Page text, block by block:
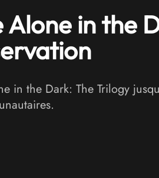
in the
in the Dark: The Trilogy